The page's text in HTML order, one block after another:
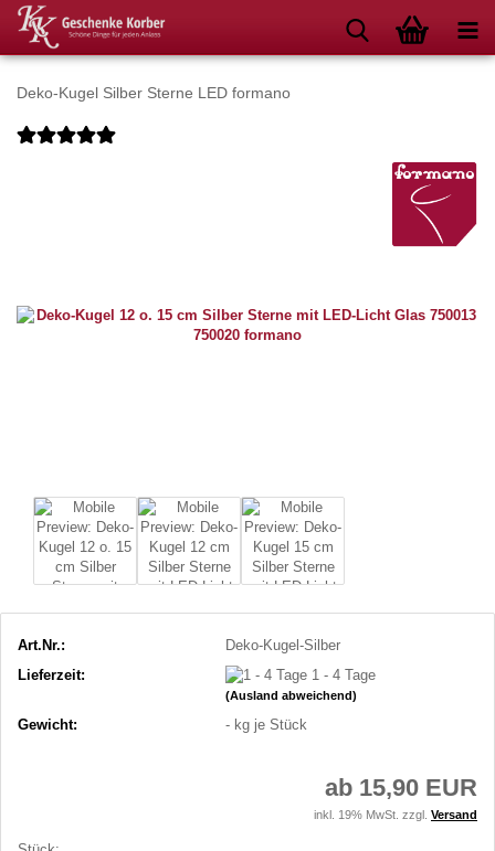
Deko-Kugel Silber Sterne LED formano
Art.Nr.:
Deko-Kugel-Silber
Lieferzeit:
1 - 4 Tage
(Ausland abweichend)
Gewicht: - kg je Stück
ab 15,90 EUR
inkl. 19% MwSt. zzgl. Versand